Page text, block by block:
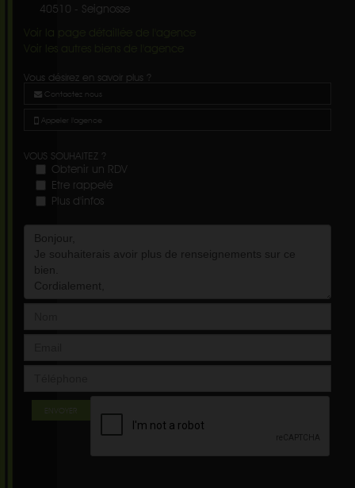
40510 - Seignosse
Voir la page détaillée de l'agence
Voir les autres biens de l'agence
Vous désirez en savoir plus ?
Contactez nous
Appeler l'agence
VOUS SOUHAITEZ ?
Obtenir un RDV
Etre rappelé
Plus d'infos
ENVOYER